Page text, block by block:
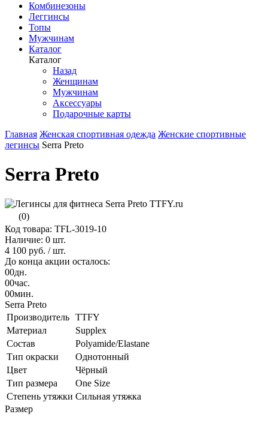
Комбинезоны
Леггинсы
Топы
Мужчинам
Каталог
Каталог
Назад
Женщинам
Мужчинам
Аксессуары
Подарочные карты
Главная Женская спортивная одежда Женские спортивные
легинсы Serra Preto
Serra Preto
(0)
Код товара: TFL-3019-10
Наличие: 0 шт.
4 100 руб. / шт.
До конца акции осталось:
00дн.
00час.
00мин.
Serra Preto
Производитель TTFY
Материал
Supplex
Состав
Polyamide/Elastane
Тип окраски
Однотонный
Цвет
Чёрный
Тип размера
One Size
Степень утяжки Сильная утяжка
Размер